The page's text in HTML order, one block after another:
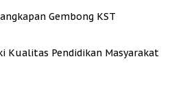
Gembong KST
Kualitas Pendidikan Masyarakat